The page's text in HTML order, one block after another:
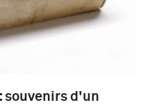
souvenirs d'un